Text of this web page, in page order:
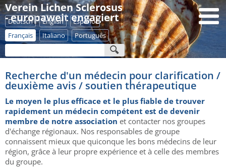
Verein Lichen Sclerosus
- europaweit engagiert
Deutsch English
Español
Français
Italiano Português
Recherche d'un médecin pour clarification /
deuxième avis / soutien thérapeutique
Le moyen le plus efficace et le plus fiable de trouver
rapidement un médecin compétent est de devenir
membre de notre association et contacter nos groupes
d'échange régionaux. Nos responsables de groupe
connaissent mieux que quiconque les bons médecins de leur
région, grâce à leur propre expérience et à celle des membres
du groupe.